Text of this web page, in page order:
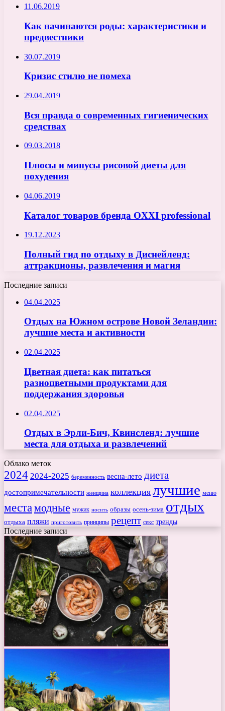
11.06.2019
Как начинаются роды: характеристики и
предвестники
30.07.2019
Кризис стилю не помеха
29.04.2019
Вся правда о современных гигиенических
средствах
09.03.2018
Плюсы и минусы рисовой диеты для
похудения
04.06.2019
Каталог товаров бренда OXXI professional
19.12.2023
Полный гид по отдыху в Диснейленд:
аттракционы, развлечения и магия
Последние записи
04.04.2025
Отдых на Южном острове Новой Зеландии:
лучшие места и активности
02.04.2025
Цветная диета: как питаться
разноцветными продуктами для
поддержания здоровья
02.04.2025
Отдых в Эрли-Бич, Квинсленд: лучшие
места для отдыха и развлечений
Облако меток
2024 2024-2025 беременность весна-лето диета
достопримечательности женщина коллекция лучшие меню
места модные мужик носить образы осень-зима отдых
отдыха пляжи приготовить принципы рецепт секс тренды
Последние записи